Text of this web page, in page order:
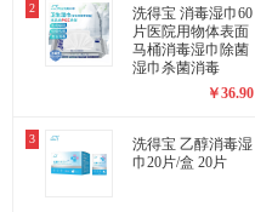
2
洗得宝 消毒湿巾60
片医院用物体表面
马桶消毒湿巾除菌
湿巾杀菌消毒
￥36.90
3
洗得宝 乙醇消毒湿
巾20片/盒 20片